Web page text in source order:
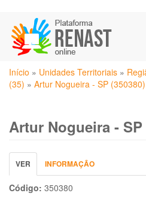
para
conteúdo
principal
Você
está
Início » Unidades Territoriais »
(35) » Artur Nogueira - SP (350380)
Artur Nogueira - SP
Abas
primárias
VER (ABA
ATIVA)
INFORMAÇÃO
Código: 350380